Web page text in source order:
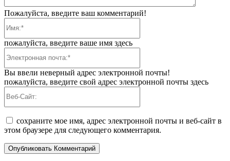
Пожалуйста, введите ваш комментарий!
пожалуйста, введите ваше имя здесь
Вы ввели неверный адрес электронной почты!
пожалуйста, введите свой адрес электронной почты здесь
сохраните мое имя, адрес электронной почты и веб-сайт в
этом браузере для следующего комментария.